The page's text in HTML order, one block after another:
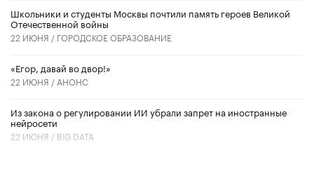
Школьники и студенты Москвы почтили память героев Великой
Отечественной войны
22 ИЮНЯ / ГОРОДСКОЕ ОБРАЗОВАНИЕ
«Егор, давай во двор!»
22 ИЮНЯ / АНОНС
Из закона о регулировании ИИ убрали запрет на иностранные
нейросети
22 ИЮНЯ / BIG DATA